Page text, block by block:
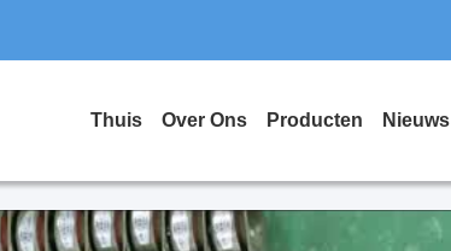
Thuis Over Ons Producten Nieuws